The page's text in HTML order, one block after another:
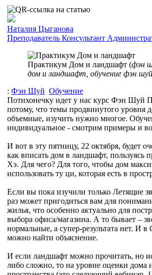
Наталия Цыганова
Преподаватель Консультант
Практикум Дом и ландшафт (фэн
дом и ландшафт, обучение фэн шуй
: Фэн Шуй Обучение
Потихонечку идет у нас курс Фэн Шуй
потому, что темы продвинутого уровня
объемные, изучить нужно многое.
индивидуальное - смотрим примеры и
И вот в эту пятницу, 22 октября, будет
как вписать дом в ландшафт, пользуясь
Хэ. Для чего? Для того, чтобы дом
использовать ту ци, которая есть в
Если вы пока изучили только Летящие
раз может пригодиться вам для
жилья, что особенно актуально для
выбора офиса/магазина. А то бывает –
нормальные, а супер-результата нет. И в
можно найти объяснение.
И если ландшафт можно прочитать, но
либо сложно, то на уровне оценки дома